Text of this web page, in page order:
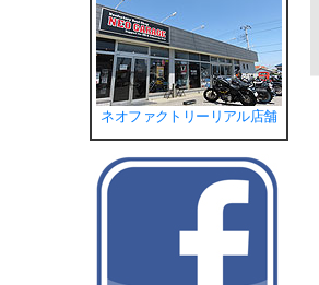
ネオファクトリーリアル店舗